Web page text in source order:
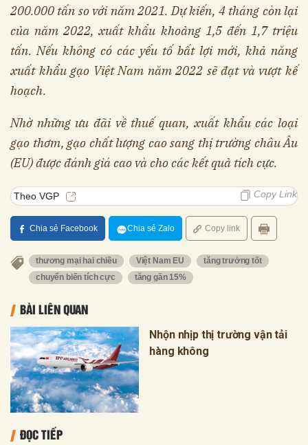
200.000 tấn so với năm 2021. Dự kiến, 4 tháng còn lại
của năm 2022, xuất khẩu khoảng 1,5 đến 1,7 triệu
tấn. Nếu không có các yếu tố bất lợi mới, khả năng
xuất khẩu gạo Việt Nam năm 2022 sẽ đạt và vượt kế
hoạch.
Nhờ những ưu đãi về thuế quan, xuất khẩu các loại
gạo thơm, gạo chất lượng cao sang thị trường châu Âu
(EU) được đánh giá cao và cho các kết quả tích cực.
Theo VGP Copy Link
Chia sẻ Facebook Chia sẻ Zalo Copy link
thương mại hai chiều Việt Nam EU
tăng trưởng tốt
chuyển biến tích cực
tăng gần 15%
BÀI LIÊN QUAN
Nhộn nhịp thị trường vận tải
hàng không
ĐỌC TIẾP